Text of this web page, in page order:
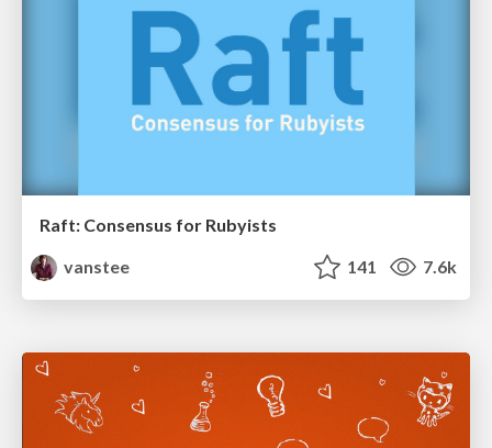
Raft: Consensus for Rubyists
vanstee
141 7.6k